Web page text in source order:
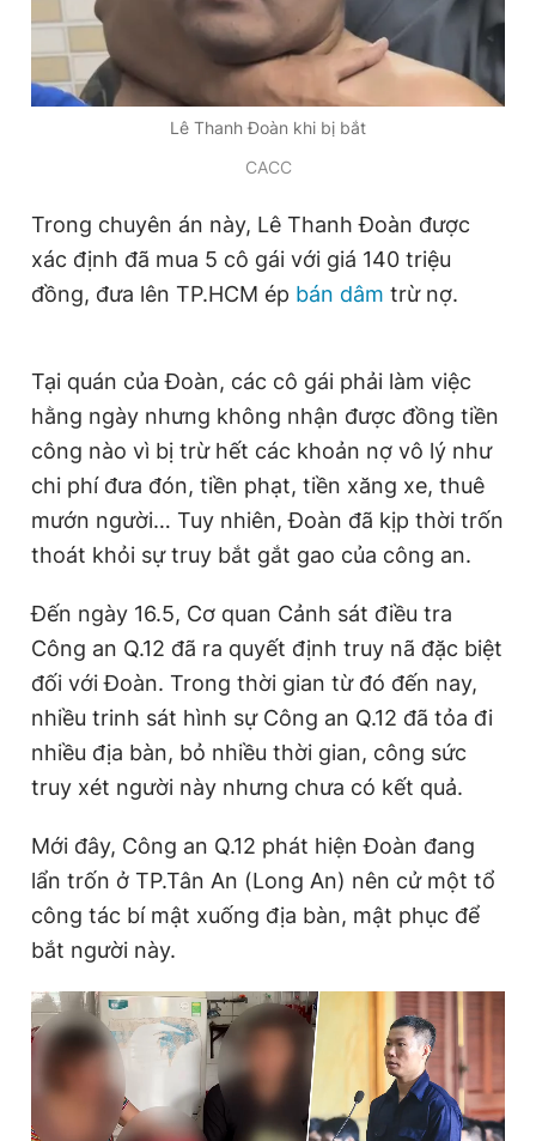
Đặt báo RSS Tòa soạn Chính sách bảo
Tổng biên tập: Nguyễn Ngọc Toàn
Phó tổng biên tập thường trực: Hải Thành
Phó tổng biên tập: Lâm Hiếu Dũng
Tổng thư ký tòa soạn: Đức Trung
Giấy phép xuất bản số 110/GP - BTTTT cấp ngày 24.3.2020
© 2003-2026 Bản quyền thuộc về Báo Thanh Niên. Cấm sao
chép dưới mọi hình thức nếu không có sự chấp thuận bằng văn
bản. Phát triển bởi ePi Technologies, JSC.
Lê Thanh Đoàn khi bị bắt
CACC
Trong chuyên án này, Lê Thanh Đoàn được
xác định đã mua 5 cô gái với giá 140 triệu
đồng, đưa lên TP.HCM ép bán dâm trừ nợ.
Tại quán của Đoàn, các cô gái phải làm việc
hằng ngày nhưng không nhận được đồng tiền
công nào vì bị trừ hết các khoản nợ vô lý như
chi phí đưa đón, tiền phạt, tiền xăng xe, thuê
mướn người… Tuy nhiên, Đoàn đã kịp thời trốn
thoát khỏi sự truy bắt gắt gao của công an.
Đến ngày 16.5, Cơ quan Cảnh sát điều tra
Công an Q.12 đã ra quyết định truy nã đặc biệt
đối với Đoàn. Trong thời gian từ đó đến nay,
nhiều trinh sát hình sự Công an Q.12 đã tỏa đi
nhiều địa bàn, bỏ nhiều thời gian, công sức
truy xét người này nhưng chưa có kết quả.
Mới đây, Công an Q.12 phát hiện Đoàn đang
lẩn trốn ở TP.Tân An (Long An) nên cử một tổ
công tác bí mật xuống địa bàn, mật phục để
bắt người này.